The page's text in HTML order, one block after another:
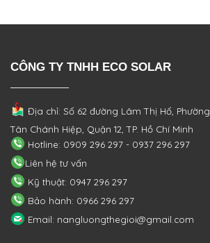
CÔNG TY TNHH ECO SOLAR
Địa chỉ: Số 62 đường Lâm Thị Hố, Phường
Tân Chánh Hiệp, Quận 12, TP. Hồ Chí Minh
Hotline: 0909 296 297 - 0937 296 297
Liên hệ tư vấn
Kỹ thuật: 0947 296 297
Bảo hành: 0966 296 297
Email: nangluongthegioi@gmail.com